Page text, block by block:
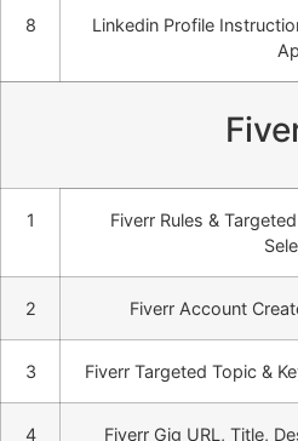
8
Linkedin Profile
1
Fiverr Rules &
2 Fiverr Account
3 Fiverr Targeted Topic &
4 Fiverr Gig URL, Title,